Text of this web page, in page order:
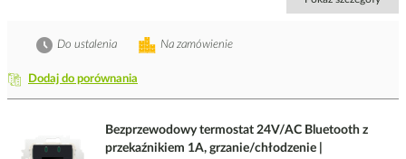
Dodaj do porównania
Na zamówienie
Do ustalenia
Bezprzewodowy termostat 24V/AC Bluetooth z
przekaźnikiem 1A, grzanie/chłodzenie |